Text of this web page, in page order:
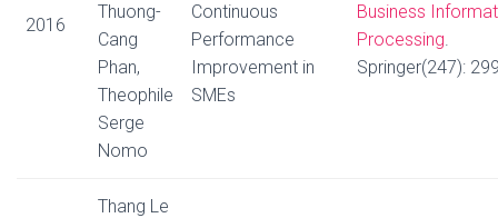
2016
Thuong-
Cang
Phan,
Theophile
Serge
Nomo
Continuous
Performance
Improvement in
SMEs
Business
Processing.
Springer(247):
Thang Le